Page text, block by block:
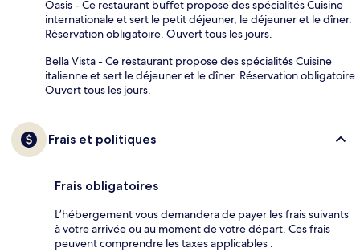
Oasis - Ce restaurant buffet propose des spécialités Cuisine
internationale et sert le petit déjeuner, le déjeuner et le dîner.
Réservation obligatoire. Ouvert tous les jours.
Bella Vista - Ce restaurant propose des spécialités Cuisine
italienne et sert le déjeuner et le dîner. Réservation obligatoire.
Ouvert tous les jours.
Frais et politiques
Frais obligatoires
L’hébergement vous demandera de payer les frais suivants
à votre arrivée ou au moment de votre départ. Ces frais
peuvent comprendre les taxes applicables :